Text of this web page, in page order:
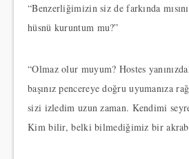
“Benzerliğimizin siz de farkında
hüsnü kuruntum mu?”
“Olmaz olur muyum? Hostes
başınız pencereye doğru uyumanıza
sizi izledim uzun zaman. Kendimi
Kim bilir, belki bilmediğimiz bir